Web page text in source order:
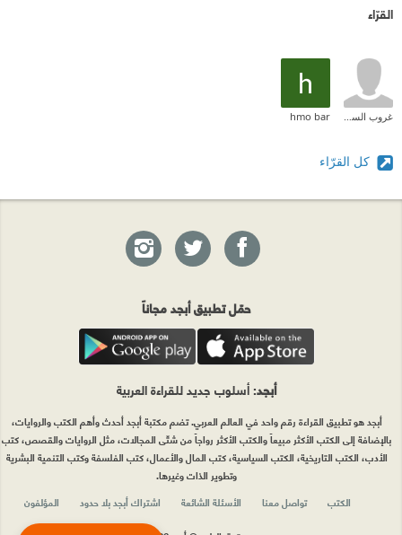
القرّاء
hmo bar
كل القرّاء
حمّل تطبيق أبجد مجاناً
أبجد: أسلوب جديد للقراءة العربية
أبجد هو تطبيق القراءة رقم واحد في العالم العربي. تضم مكتبة أبجد أحدث وأهم الكتب والروايات،
بالإضافة إلى الكتب الأكثر مبيعاً والكتب الأكثر رواجاً من شتّى المجالات، مثل الروايات والقصص، كتب
الأدب، الكتب التاريخية، الكتب السياسية، كتب المال والأعمال، كتب الفلسفة وكتب التنمية البشرية
وتطوير الذات وغيرها.
الكتب
تواصل معنا الأسئلة الشائعة اشتراك أبجد بلا حدود
المؤلفون